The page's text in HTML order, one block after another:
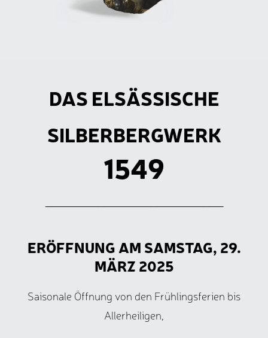
DAS ELSÄSSISCHE
SILBERBERGWERK
1549
ERÖFFNUNG AM SAMSTAG, 29.
MÄRZ 2025
Saisonale Öffnung von den Frühlingsferien bis
Allerheiligen,